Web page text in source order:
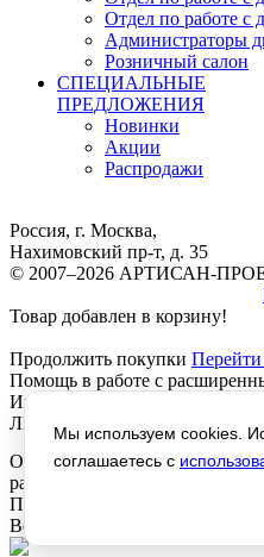
Отдел по работе с
Администраторы
Розничный салон
СПЕЦИАЛЬНЫЕ
ПРЕДЛОЖЕНИЯ
Новинки
Акции
Распродажи
Россия, г. Москва,
Нахимовский пр-т, д. 35
© 2007–2026 АРТИСАН-
Товар добавлен в корзину!
Продолжить покупки Перейти
Помощь в работе с
Инструкция расширенный
ЛИЧНОГО КАБИНЕТА, там не
Отображается левое
расширенным поиском,
Предпросмотр
Версия для печати
Мы используем cookies.
соглашаетесь с